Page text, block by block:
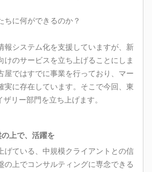
ちに何ができるのか？
報システム化を支援していますが、新
けのサービスを立ち上げることにしま
屋ではすでに事業を行っており、マー
実に存在しています。そこで今回、東
リー部門を立ち上げます。
上で、活躍を
げている、中規模クライアントとの信
の上でコンサルティングに専念できる